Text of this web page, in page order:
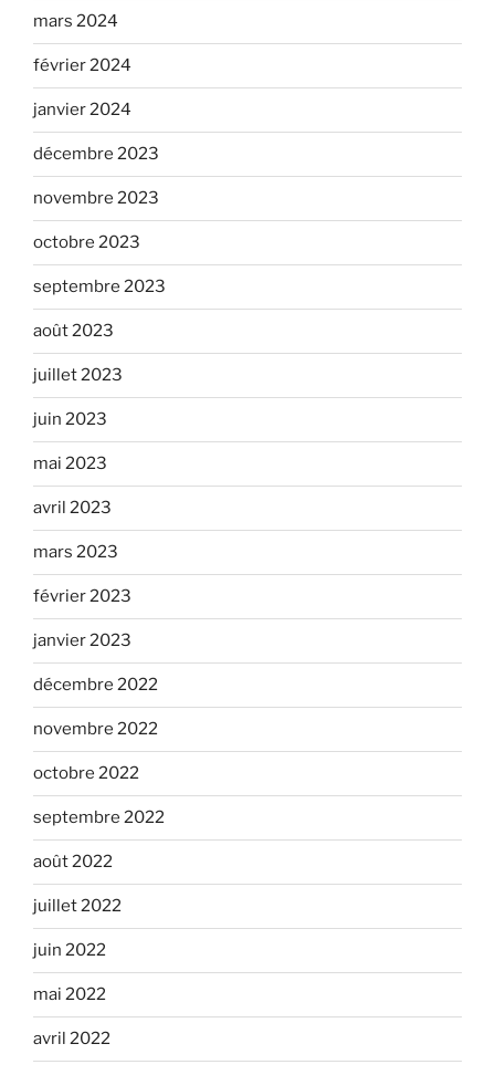
mars 2024
février 2024
janvier 2024
décembre 2023
novembre 2023
octobre 2023
septembre 2023
août 2023
juillet 2023
juin 2023
mai 2023
avril 2023
mars 2023
février 2023
janvier 2023
décembre 2022
novembre 2022
octobre 2022
septembre 2022
août 2022
juillet 2022
juin 2022
mai 2022
avril 2022